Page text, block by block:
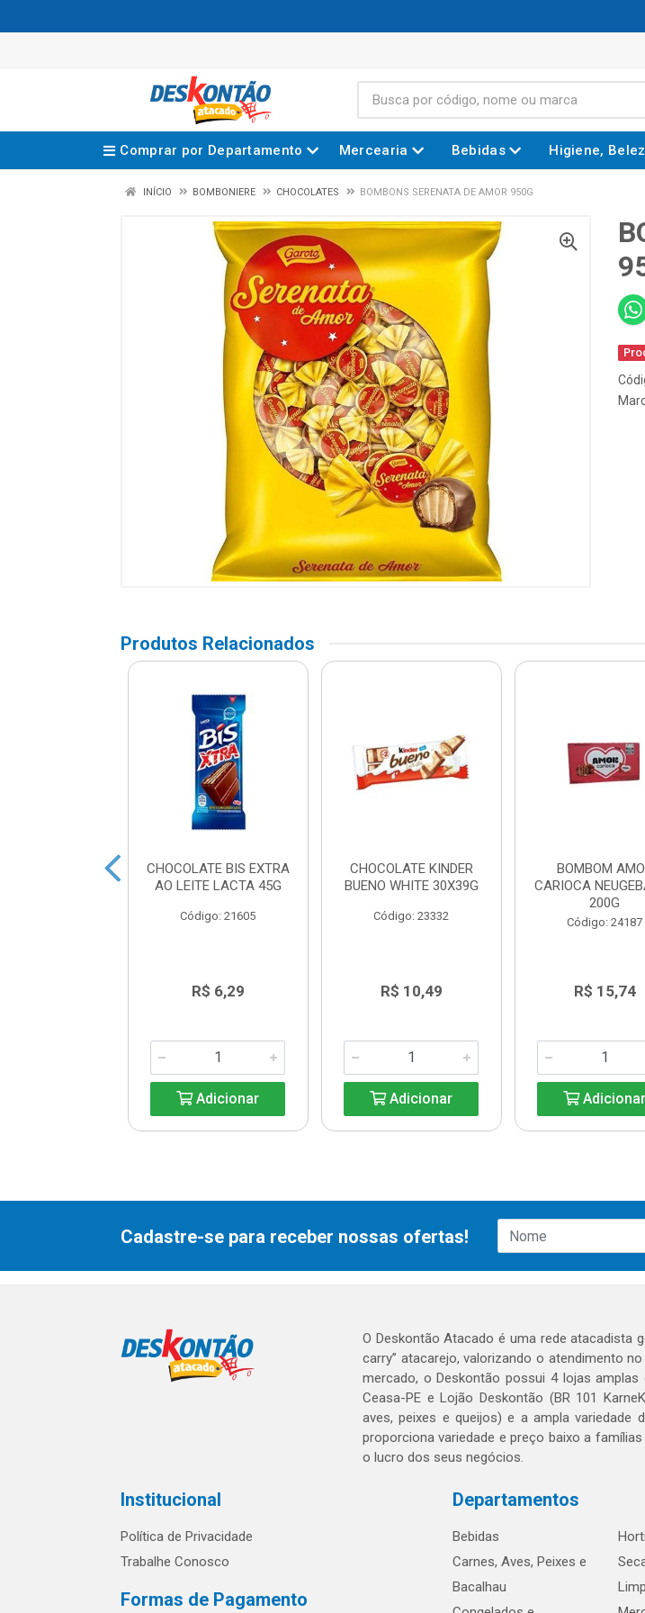
Comprar por Departamento Mercearia Bebidas Higiene,
INÍCIO BOMBONIERE CHOCOLATES BOMBONS SERENATA DE AMOR 950G
Produtos Relacionados
CHOCOLATE BIS EXTRA
AO LEITE LACTA 45G
Código: 21605
R$ 6,29
Adicionar
CHOCOLATE KINDER
BUENO WHITE 30X39G
Código: 23332
R$ 10,49
Adicionar
BOMBOM
CARIOCA
200G
Código: 24187
R$ 15,74
Adicionar
Cadastre-se para receber nossas ofertas!
O Deskontão Atacado é uma rede atacadista
carry” atacarejo, valorizando o atendimento
mercado, o Deskontão possui 4 lojas
Ceasa-PE e Lojão Deskontão (BR 101
aves, peixes e queijos) e a ampla variedade
proporciona variedade e preço baixo a
o lucro dos seus negócios.
Institucional
Política de Privacidade
Trabalhe Conosco
Formas de Pagamento
Departamentos
Bebidas
Carnes, Aves, Peixes e
Bacalhau